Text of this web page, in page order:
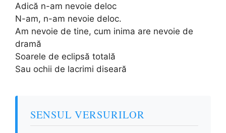
Adică n-am nevoie deloc
N-am, n-am nevoie deloc.
Am nevoie de tine, cum inima are nevoie de
dramă
Soarele de eclipsă totală
Sau ochii de lacrimi diseară
SENSUL VERSURILOR